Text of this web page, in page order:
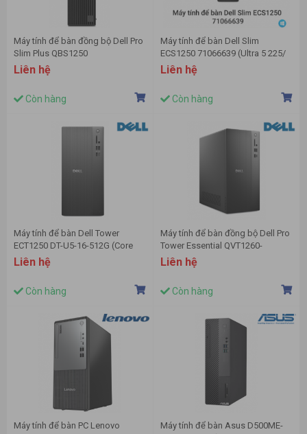
Máy tính để bàn đồng bộ Dell Pro
Slim Plus QBS1250
42PROU7QBS1250 (Intel Core
Ultra 7 265/16GB RAM/512GB
Mouse/Windows 11/3Y)
Liên hệ
Còn hàng
Máy tính để bàn Dell Slim
ECS1250 71066639 (Ultra 5 225/
16GB/ 512GB SSD/ Wifi + BT/
Key/ Mouse/ Win11/ 1Y)
Liên hệ
Còn hàng
Máy tính để bàn Dell Tower
ECT1250 DT-U5-16-512G (Core
Ultra 5 225/ 16GB/ 512GB SSD/
Wifi + BT/ Key/ Mouse/ Win11/
Liên hệ
Còn hàng
Máy tính để bàn đồng bộ Dell Pro
Tower Essential QVT1260-
71085900 (Intel Core i5 14400 |
8GB | 512GB | Intel Graphics | Win
Liên hệ
Còn hàng
Máy tính để bàn PC Lenovo
Máy tính để bàn Asus D500ME-